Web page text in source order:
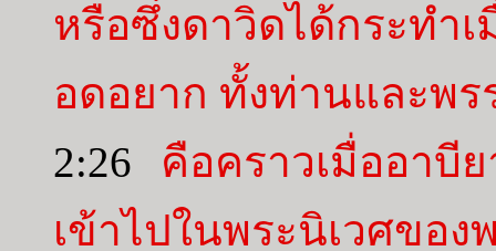
หรือซึ่งดาวิดได้กระทำ
อดอยาก ทั้งท่านและพ
2:26 คือคราวเมื่ออาบี
เข้าไปในพระนิเวศ